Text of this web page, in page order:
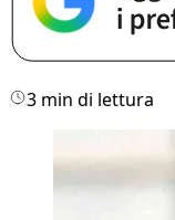
3 min di lettura